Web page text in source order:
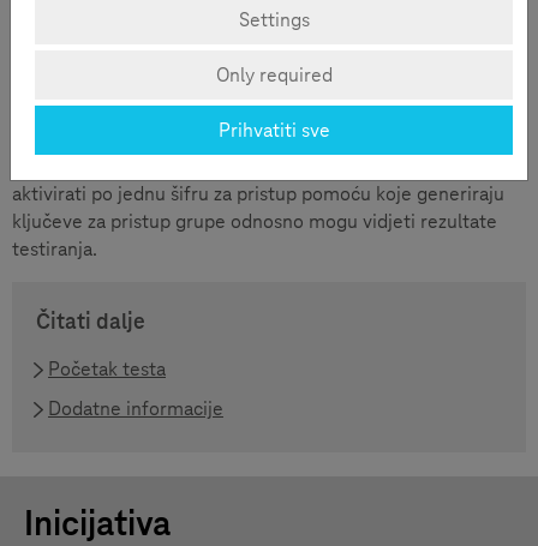
Roditelji taj test mogu izravno isprobati zajedno sa svojom
djecom. Ali i pedagozi mogu isprobati test sa svojom
aktivirati po jednu šifru za pristup pomoću koje generiraju
ključeve za pristup grupe odnosno mogu vidjeti rezultate
testiranja.
Čitati dalje
Početak testa
Dodatne informacije
Inicijativa
Settings
Only required
Prihvatiti sve